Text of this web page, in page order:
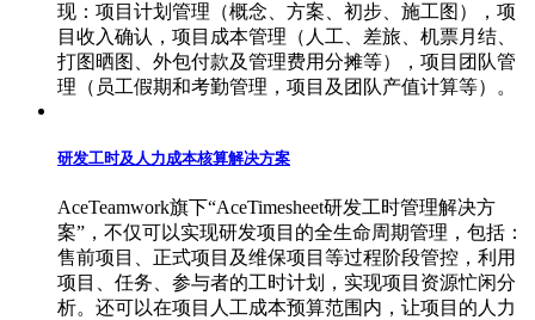
现：项目计划管理（概念、方案、初步、施工图），项
目收入确认，项目成本管理（人工、差旅、机票月结、
打图晒图、外包付款及管理费用分摊等），项目团队管
理（员工假期和考勤管理，项目及团队产值计算等）。
研发工时及人力成本核算解决方案
AceTeamwork旗下“AceTimesheet研发工时管理解决方
案”，不仅可以实现研发项目的全生命周期管理，包括：
售前项目、正式项目及维保项目等过程阶段管控，利用
项目、任务、参与者的工时计划，实现项目资源忙闲分
析。还可以在项目人工成本预算范围内，让项目的人力